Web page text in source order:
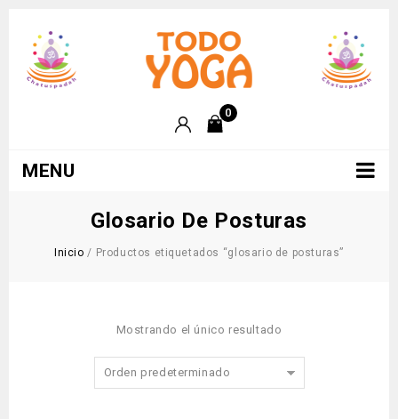
0
MENU
Glosario De Posturas
Inicio / Productos etiquetados “glosario de posturas”
Mostrando el único resultado
Orden predeterminado